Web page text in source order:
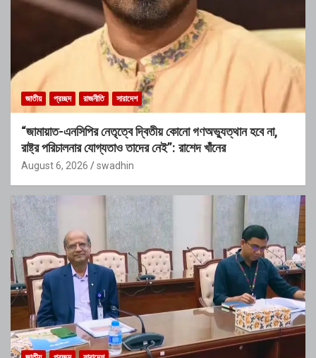
জাতীয় প্রচ্ছদ রাজনীতি সারাদেশ
“জামায়াত-এনসিপির নেতৃত্বে দ্বিতীয় কোনো গণঅভ্যুত্থান হবে না,
রাষ্ট্র পরিচালনার যোগ্যতাও তাদের নেই”: রাশেদ খাঁনের
August 6, 2026 swadhin